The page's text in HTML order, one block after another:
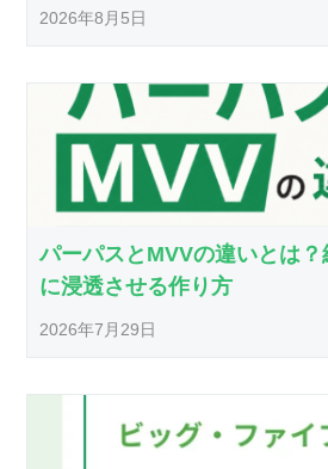
2026年8月5日
パーパスとMVVの違いとは
に浸透させる作り方
2026年7月29日